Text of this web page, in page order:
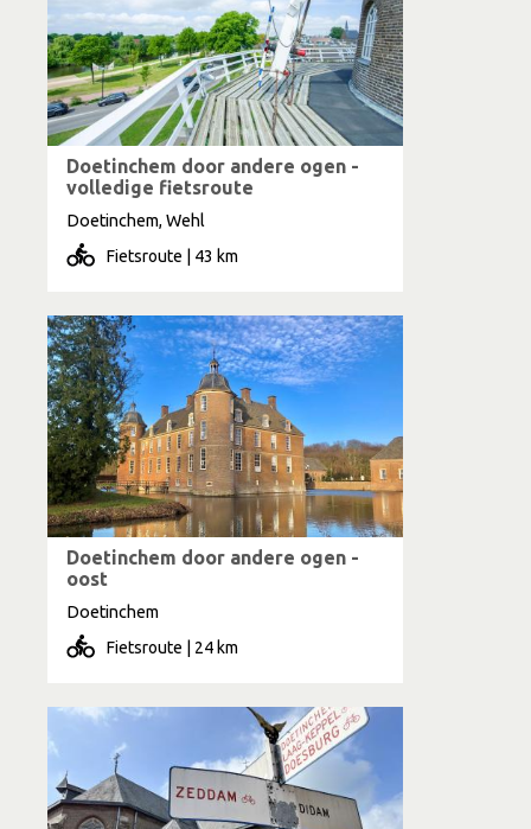
Doetinchem door andere ogen -
volledige fietsroute
Doetinchem, Wehl
Fietsroute | 43 km
Doetinchem door andere ogen -
oost
Doetinchem
Fietsroute | 24 km